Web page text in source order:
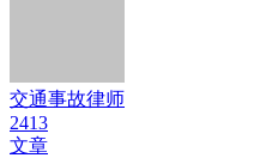
交通事故律师
2413
文章